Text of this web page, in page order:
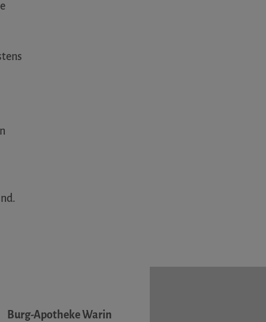
Burg-Apotheke Warin